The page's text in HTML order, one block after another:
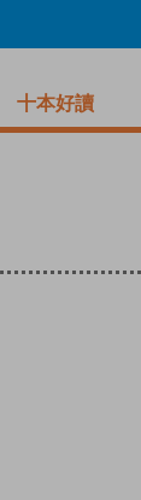
十本好讀